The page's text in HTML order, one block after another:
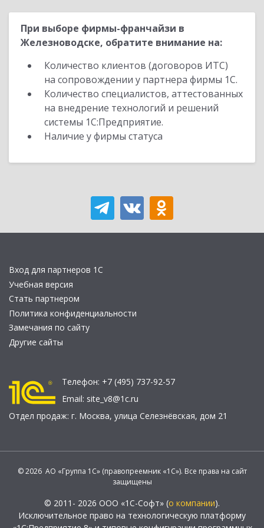
При выборе фирмы-франчайзи в
Железноводске, обратите внимание на:
Количество клиентов (договоров ИТС)
на сопровождении у партнера фирмы 1С.
Количество специалистов, аттестованных
на внедрение технологий и решений
системы 1С:Предприятие.
Наличие у фирмы статуса
Вход для партнеров 1С
Учебная версия
Стать партнером
Политика конфиденциальности
Замечания по сайту
Другие сайты
Телефон: +7 (495) 737-92-57
Email: site_v8@1c.ru
Отдел продаж: г. Москва, улица Селезнёвская, дом 21
© 2026 АО «Группа 1С» (правопреемник «1С»). Все права на сайт
защищены
© 2011- 2026 ООО «1С-Софт» (о компании).
Исключительное право на технологическую платформу